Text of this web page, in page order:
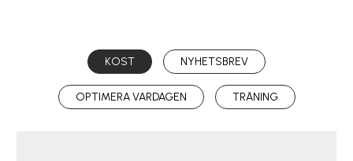
KOST NYHETSBREV
OPTIMERA VARDAGEN TRÄNING